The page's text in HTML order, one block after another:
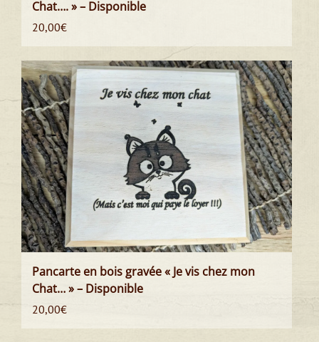
Chat…. » – Disponible
20,00€
Pancarte en bois gravée « Je vis chez mon
Chat… » – Disponible
20,00€